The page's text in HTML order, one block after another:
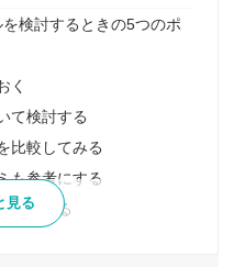
検討するときの5つのポ
く
て検討する
比較してみる
も参考にする
参加する
見る